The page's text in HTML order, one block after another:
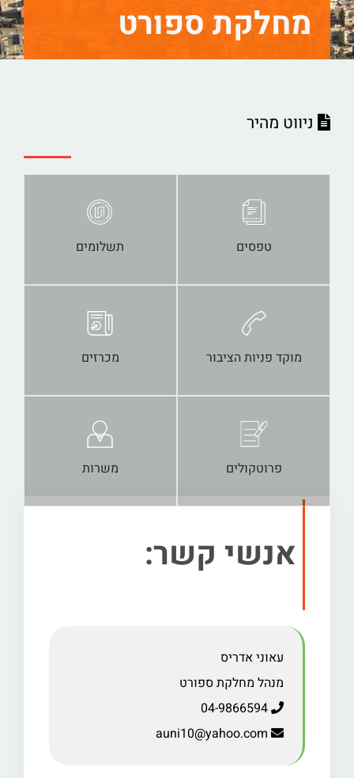
מחלקת ספורט
ניווט מהיר
תשלומים טפסים
מכרזים מוקד פניות הציבור
משרות פרוטקולים
אנשי קשר:
עאוני אדריס
מנהל מחלקת ספורט
04-9866594
auni10@yahoo.com